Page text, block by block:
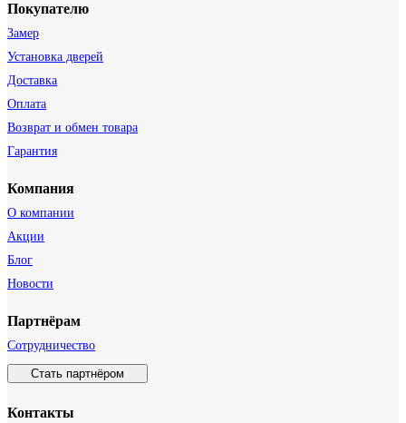
Покупателю
Замер
Установка дверей
Доставка
Оплата
Возврат и обмен товара
Гарантия
Компания
О компании
Акции
Блог
Новости
Партнёрам
Сотрудничество
Стать партнёром
Контакты